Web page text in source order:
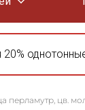
20%
перламутр, цв.